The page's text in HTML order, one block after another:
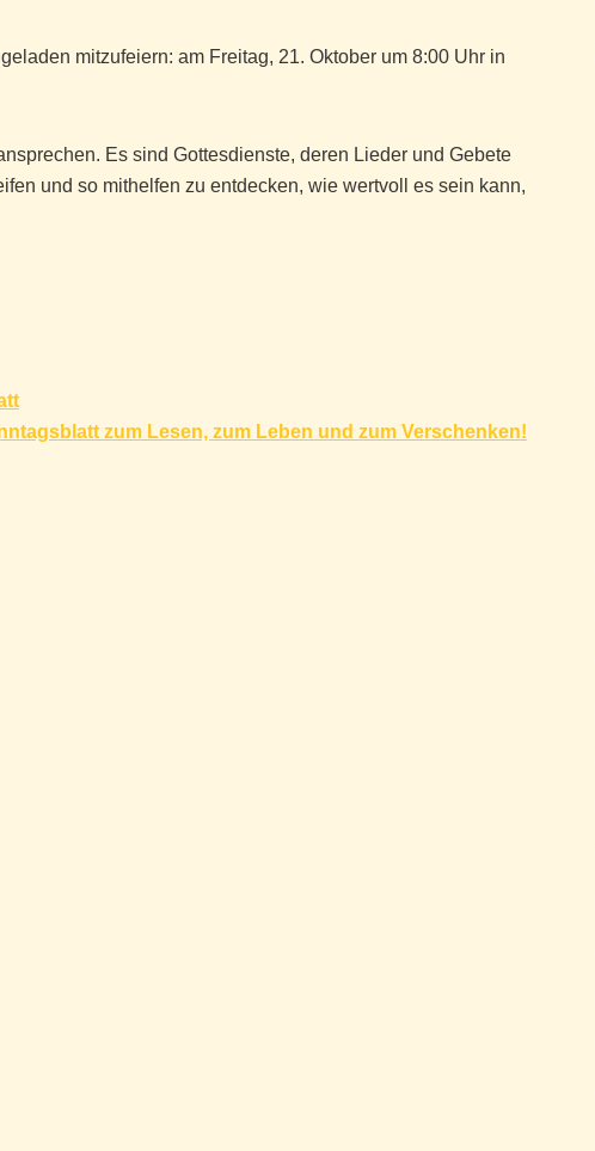
mitzufeiern: am Freitag, 21. Oktober um 8:00 Uhr in
Es sind Gottesdienste, deren Lieder und Gebete
und so mithelfen zu entdecken, wie wertvoll es sein kann,
zum Lesen, zum Leben und zum Verschenken!